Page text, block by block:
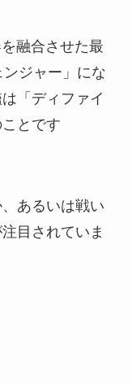
融合させた最
ジャー」にな
「ディファイ
とです
あるいは戦い
目されていま